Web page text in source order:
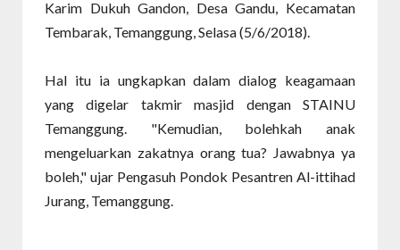
Karim Dukuh Gandon, Desa Gandu, Kecamatan
Tembarak, Temanggung, Selasa (5/6/2018).
Hal itu ia ungkapkan dalam dialog keagamaan
yang digelar takmir masjid dengan STAINU
Temanggung. "Kemudian, bolehkah anak
mengeluarkan zakatnya orang tua? Jawabnya ya
boleh," ujar Pengasuh Pondok Pesantren Al-ittihad
Jurang, Temanggung.